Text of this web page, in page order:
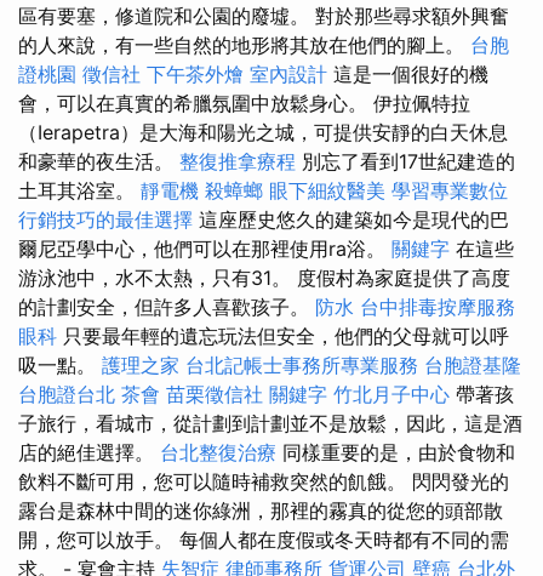
區有要塞，修道院和公園的廢墟。 對於那些尋求額外興奮
的人來說，有一些自然的地形將其放在他們的腳上。 台胞
證桃園 徵信社 下午茶外燴 室內設計 這是一個很好的機
會，可以在真實的希臘氛圍中放鬆身心。 伊拉佩特拉
（Ierapetra）是大海和陽光之城，可提供安靜的白天休息
和豪華的夜生活。 整復推拿療程 別忘了看到17世紀建造的
土耳其浴室。 靜電機 殺蟑螂 眼下細紋醫美 學習專業數位
行銷技巧的最佳選擇 這座歷史悠久的建築如今是現代的巴
爾尼亞學中心，他們可以在那裡使用ra浴。 關鍵字 在這些
游泳池中，水不太熱，只有31。 度假村為家庭提供了高度
的計劃安全，但許多人喜歡孩子。 防水 台中排毒按摩服務
眼科 只要最年輕的遺忘玩法但安全，他們的父母就可以呼
吸一點。 護理之家 台北記帳士事務所專業服務 台胞證基隆
台胞證台北 茶會 苗栗徵信社 關鍵字 竹北月子中心 帶著孩
子旅行，看城市，從計劃到計劃並不是放鬆，因此，這是酒
店的絕佳選擇。 台北整復治療 同樣重要的是，由於食物和
飲料不斷可用，您可以隨時補救突然的飢餓。 閃閃發光的
露台是森林中間的迷你綠洲，那裡的霧真的從您的頭部散
開，您可以放手。 每個人都在度假或冬天時都有不同的需
求。 - 宴會主持 失智症 律師事務所 貨運公司 壁癌 台北外